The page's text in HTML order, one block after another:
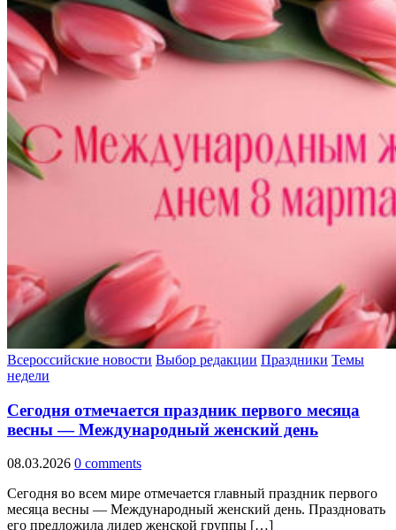
Всероссийские новости Выбор редакции Праздники Темы
недели
Сегодня отмечается праздник первого месяца
весны — Международный женский день
08.03.2026 0 comments
Сегодня во всем мире отмечается главный праздник первого
месяца весны — Международный женский день. Праздновать
его предложила лидер женской группы […]